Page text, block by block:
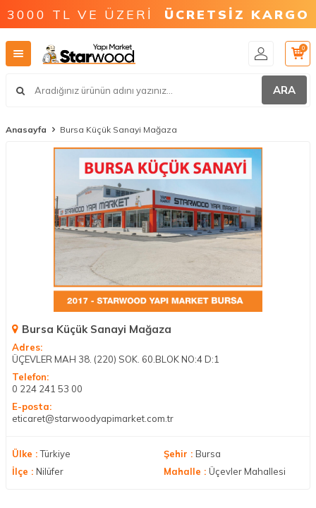
3000 TL VE ÜZERİ ÜCRETSİZ KARGO
ARA
0
Anasayfa Bursa Küçük Sanayi Mağaza
Bursa Küçük Sanayi Mağaza
Adres:
ÜÇEVLER MAH 38. (220) SOK. 60.BLOK NO:4 D:1
Telefon:
0 224 241 53 00
E-posta:
eticaret@starwoodyapimarket.com.tr
Ülke :Türkiye Şehir : Bursa
İlçe : Nilüfer Mahalle : Üçevler Mahallesi